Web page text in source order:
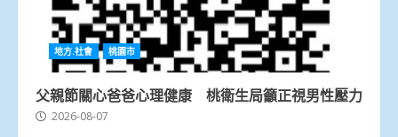
地方.社會 桃園市
父親節關心爸爸心理健康 桃衛生局籲正視男性壓力
2026-08-07